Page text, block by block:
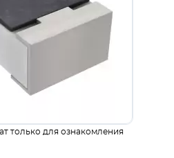
только для ознакомления